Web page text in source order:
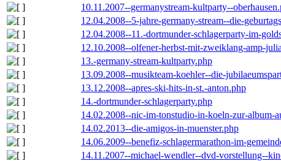
10.11.2007--germanystream-kultparty--
12.04.2008--5-jahre-germany-stream--die-
12.04.2008--11.-dortmunder-schlagerparty-im-
12.10.2008--olfener-herbst-mit-zweiklang-amp-
13.-germany-stream-kultparty.php
13.09.2008--musikteam-koehler--die-
13.12.2008--apres-ski-hits-in-st.-anton.php
14.-dortmunder-schlagerparty.php
14.02.2008--nic-im-tonstudio-in-koeln-zur-album-
14.02.2013--die-amigos-in-muenster.php
14.06.2009--benefiz-schlagermarathon-im-
14.11.2007--michael-wendler--dvd-vorstellung--